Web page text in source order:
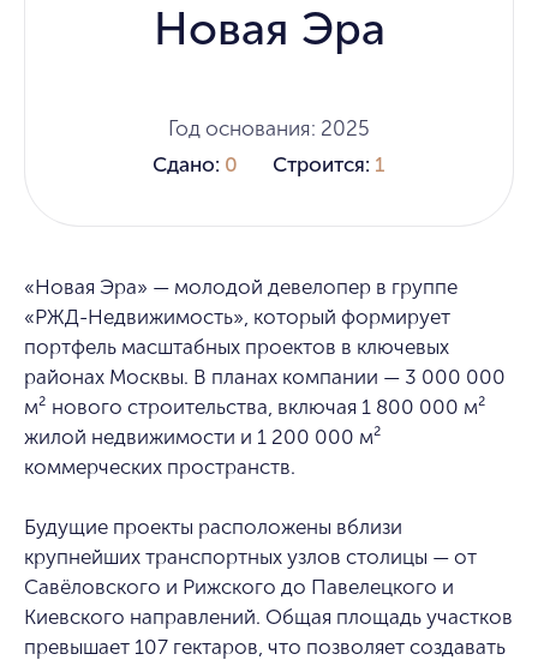
«Новая Эра» — молодой девелопер в группе
«РЖД-Недвижимость», который формирует
портфель масштабных проектов в ключевых
районах Москвы. В планах компании — 3 000 000
м² нового строительства, включая 1 800 000 м²
жилой недвижимости и 1 200 000 м²
коммерческих пространств.
Будущие проекты расположены вблизи
крупнейших транспортных узлов столицы — от
Савёловского и Рижского до Павелецкого и
Киевского направлений. Общая площадь участков
превышает 107 гектаров, что позволяет создавать
Новая Эра
Год основания: 2025
Сдано: 0 Строится: 1